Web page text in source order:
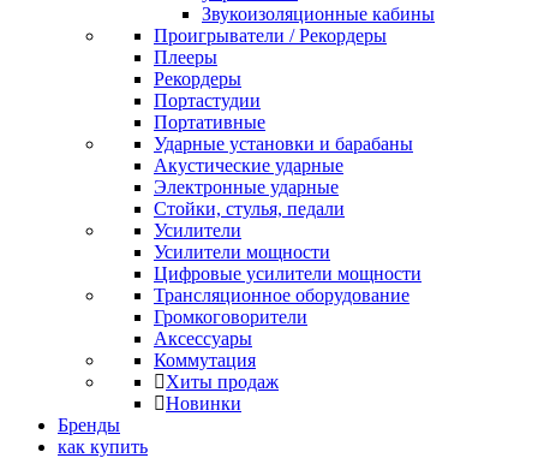
Звукоизоляционные кабины
Проигрыватели / Рекордеры
Плееры
Рекордеры
Портастудии
Портативные
Ударные установки и барабаны
Акустические ударные
Электронные ударные
Стойки, стулья, педали
Усилители
Усилители мощности
Цифровые усилители мощности
Трансляционное оборудование
Громкоговорители
Аксессуары
Коммутация
Хиты продаж
Новинки
Бренды
как купить